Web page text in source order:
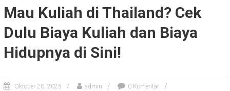
Mau Kuliah di Thailand? Cek
Dulu Biaya Kuliah dan Biaya
Hidupnya di Sini!
Oktober 20, 2025 admin 0 Komentar